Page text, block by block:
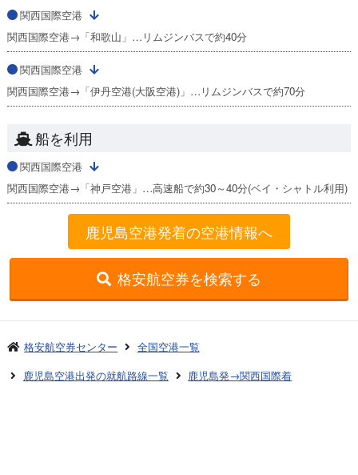
関西国際空港
関西国際空港→「和歌山」…リムジンバスで約40分
関西国際空港
関西国際空港→「伊丹空港(大阪空港)」…リムジンバスで約70分
船を利用
関西国際空港
関西国際空港→「神戸空港」…高速船で約30～40分(ベイ・シャトル利用)
鹿児島空港発着の空港情報へ
格安航空券を検索する
格安航空券センター
全国空港一覧
鹿児島空港出発の就航路線一覧
鹿児島発→関西国際着